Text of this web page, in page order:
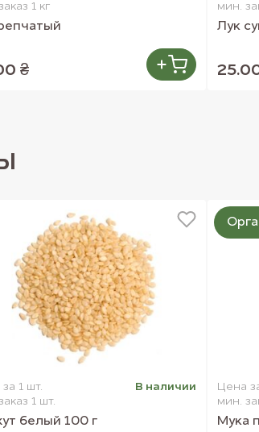
1 кг
₴
мин.
Лук
1 шт.
1 шт.
В наличии
белый 100 г
Цена
мин.
Мука